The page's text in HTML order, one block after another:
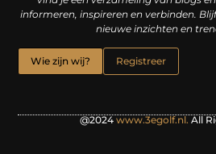
informeren, inspireren en verbinden.
nieuwe inzichten en
Wie zijn wij? Registreer
@2024www.3egolf.nl.All